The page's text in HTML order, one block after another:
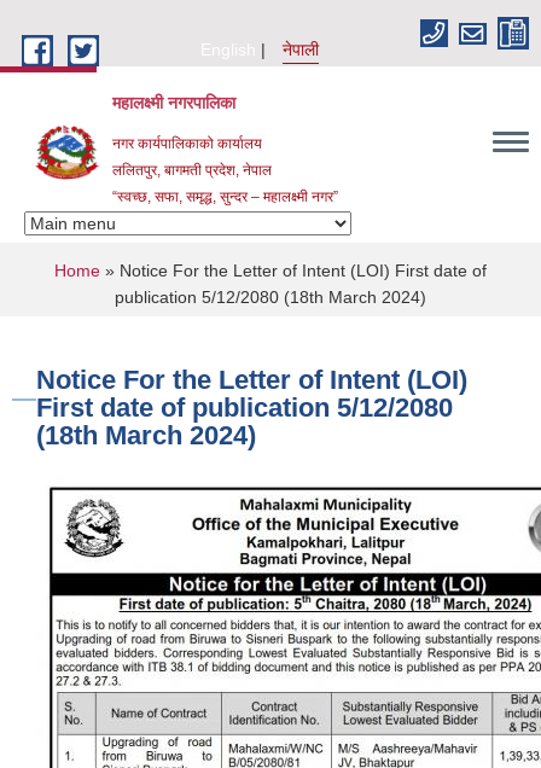
English
नेपाली
महालक्ष्मी नगरपालिका
नगर कार्यपालिकाको कार्यालय
ललितपुर, बागमती प्रदेश, नेपाल
“स्वच्छ, सफा, समृद्ध, सुन्दर – महालक्ष्मी नगर”
You are here
Home » Notice For the Letter of Intent (LOI) First date of
publication 5/12/2080 (18th March 2024)
Notice For the Letter of Intent (LOI)
First date of publication 5/12/2080
(18th March 2024)